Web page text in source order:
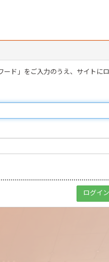
ド」をご入力のうえ、サイトにロ